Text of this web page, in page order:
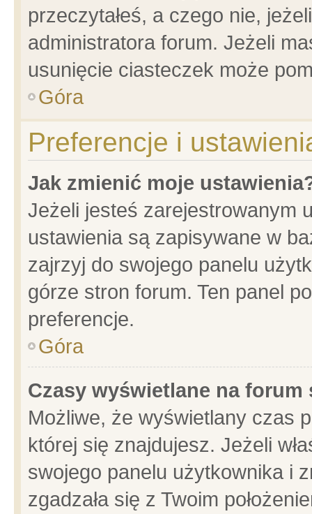
przeczytałeś, a czego nie,
administratora forum. Jeżeli
usunięcie ciasteczek może
Góra
Preferencje i
Jak zmienić moje
Jeżeli jesteś zarejestrowanym
ustawienia są zapisywane w
zajrzyj do swojego panelu
górze stron forum. Ten panel
preferencje.
Góra
Czasy wyświetlane na forum
Możliwe, że wyświetlany czas
której się znajdujesz. Jeżeli
swojego panelu użytkownika i
zgadzała się z Twoim